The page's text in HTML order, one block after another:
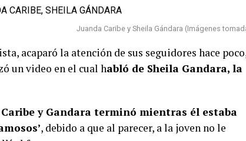
Juanda Caribe y Sheila Gándara (Imágenes
acaparó la atención de sus seguidores hace
un video en el cual habló de Sheila Gandara, la
y Gandara terminó mientras él estaba
, debido a que al parecer, a la joven no le